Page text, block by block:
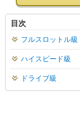
目次
フルスロットル級
ハイスピード級
ドライブ級